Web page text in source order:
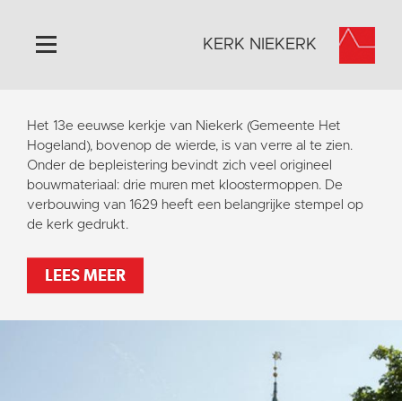
Home
Algemeen
Historie
Omgeving
Activiteiten
Steun ons
Contact
Vaktaal
KERK NIEKERK
Het 13e eeuwse kerkje van Niekerk (Gemeente Het
Hogeland), bovenop de wierde, is van verre al te zien.
Onder de bepleistering bevindt zich veel origineel
bouwmateriaal: drie muren met kloostermoppen. De
verbouwing van 1629 heeft een belangrijke stempel op
de kerk gedrukt.
LEES MEER